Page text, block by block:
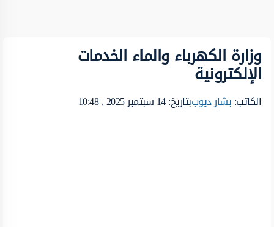
وزارة الكهرباء والماء الخدمات
الإلكترونية
الكاتب:بشار ديوببتاريخ: 14 سبتمبر 2025 , 10:48